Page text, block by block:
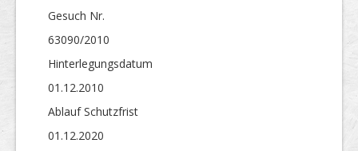
Gesuch Nr.
63090/2010
Hinterlegungs­datum
01.12.2010
Ablauf Schutzfrist
01.12.2020